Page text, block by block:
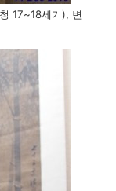
17~18세기), 변